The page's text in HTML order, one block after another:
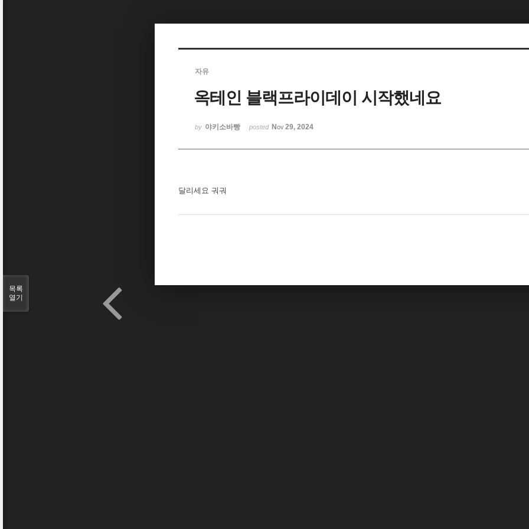
자유
옥테인 블랙프라이데이 시작했네요
by 야키소바빵 posted Nov 29, 2024
달리세요 궈궈
목록
열기
Sketchbook5, 스케치북5
Sketchbook5, 스케치북5